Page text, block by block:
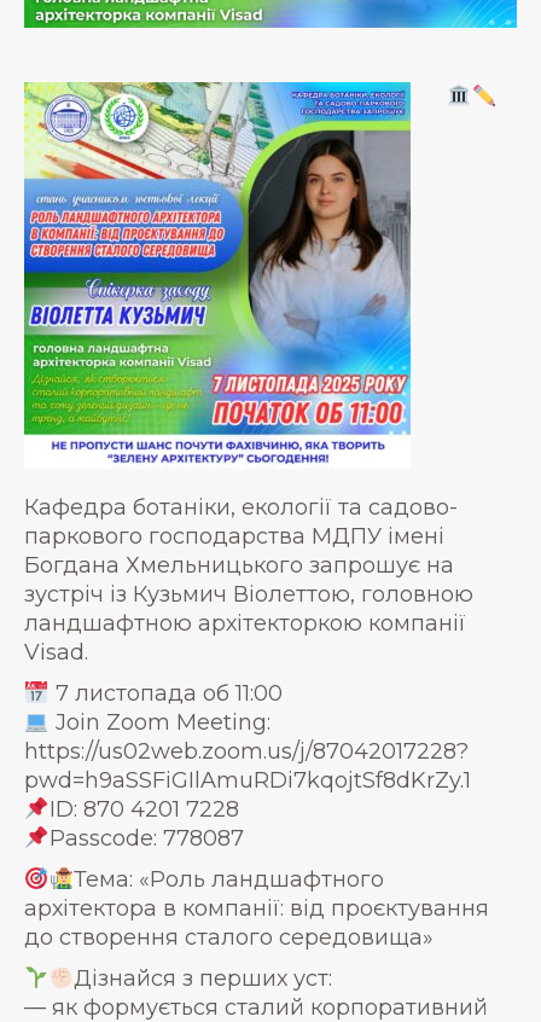
Кафедра ботаніки, екології та садово-
паркового господарства МДПУ імені
Богдана Хмельницького запрошує на
зустріч із Кузьмич Віолеттою, головною
ландшафтною архітекторкою компанії
Visad.
7 листопада об 11:00
Join Zoom Meeting:
https://us02web.zoom.us/j/87042017228?
pwd=h9aSSFiGIlAmuRDi7kqojtSf8dKrZy.1
ID: 870 4201 7228
Passcode: 778087
Тема: «Роль ландшафтного
архітектора в компанії: від проєктування
до створення сталого середовища»
Дізнайся з перших уст:
— як формується сталий корпоративний